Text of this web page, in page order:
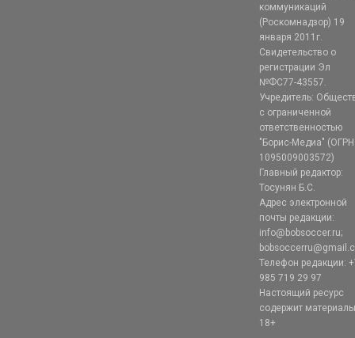
коммуникаций
(Роскомнадзор) 19
января 2011г.
Свидетельство о
регистрации Эл
№ФС77-43557.
Учредитель:
с ограниченной
ответственностью
"Борис-Медиа" (ОГРН
1095009003572)
Главный редактор:
Тосунян Б.С.
Адрес электронной
почты редакции:
info@bobsoccer.ru;
Телефон редакции:
985 719 29 97
Настоящий ресурс
содержит
18+